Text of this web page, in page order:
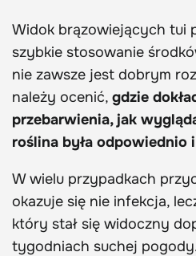
Widok brązowiejących tui
szybkie stosowanie
nie zawsze jest dobrym
należy ocenić, gdzie
przebarwienia, jak
roślina była odpowiednio
W wielu przypadkach
okazuje się nie infekcja,
który stał się widoczny
tygodniach suchej